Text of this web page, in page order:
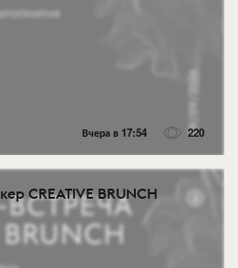
Вчера в 17:54 220
CREATIVE BRUNCH